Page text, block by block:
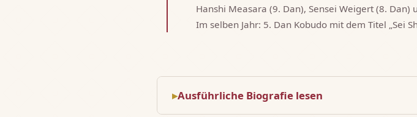
Hanshi Measara (9. Dan), Sensei Weigert (8. Dan)
Im selben Jahr: 5. Dan Kobudo mit dem Titel „Sei
Ausführliche Biografie lesen